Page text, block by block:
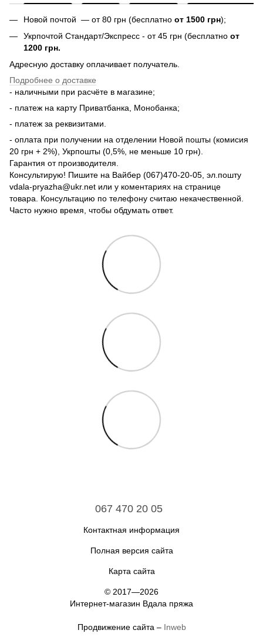
Новой почтой — от 80 грн (бесплатно от 1500 грн);
Укрпочтой Стандарт/Экспресс - от 45 грн (бесплатно от
1200 грн.
Адресную доставку оплачивает получатель.
Подробнее о доставке
- наличными при расчёте в магазине;
- платеж на карту Приватбанка, Монобанка;
- платеж за реквизитами.
- оплата при получении на отделении Новой пошты (комисия
20 грн + 2%), Укрпошты (0,5%, не меньше 10 грн).
Гарантия от производителя.
Консультирую! Пишите на Вайбер (067)470-20-05, эл.пошту
vdala-pryazha@ukr.net или у коментариях на странице
товара. Консультацию по телефону считаю некачественной.
Часто нужно время, чтобы обдумать ответ.
067 470 20 05
Контактная информация
Полная версия сайта
Карта сайта
© 2017—2026
Интернет-магазин Вдала пряжа
Продвижение сайта – Inweb